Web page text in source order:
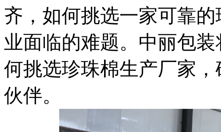
齐，如何挑选一家可靠
业面临的难题。中丽包
何挑选珍珠棉生产厂家
伙伴。